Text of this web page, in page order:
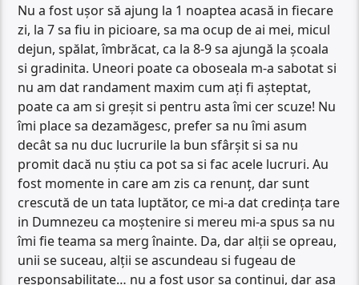
Nu a fost ușor să ajung la 1 noaptea acasă in fiecare
zi, la 7 sa fiu in picioare, sa ma ocup de ai mei, micul
dejun, spălat, îmbrăcat, ca la 8-9 sa ajungă la școala
si gradinita. Uneori poate ca oboseala m-a sabotat si
nu am dat randament maxim cum ați fi așteptat,
poate ca am si greșit si pentru asta îmi cer scuze! Nu
îmi place sa dezamăgesc, prefer sa nu îmi asum
decât sa nu duc lucrurile la bun sfârșit si sa nu
promit dacă nu știu ca pot sa si fac acele lucruri. Au
fost momente in care am zis ca renunț, dar sunt
crescută de un tata luptător, ce mi-a dat credința tare
in Dumnezeu ca moștenire si mereu mi-a spus sa nu
îmi fie teama sa merg înainte. Da, dar alții se opreau,
unii se suceau, alții se ascundeau si fugeau de
responsabilitate… nu a fost ușor sa continui, dar așa